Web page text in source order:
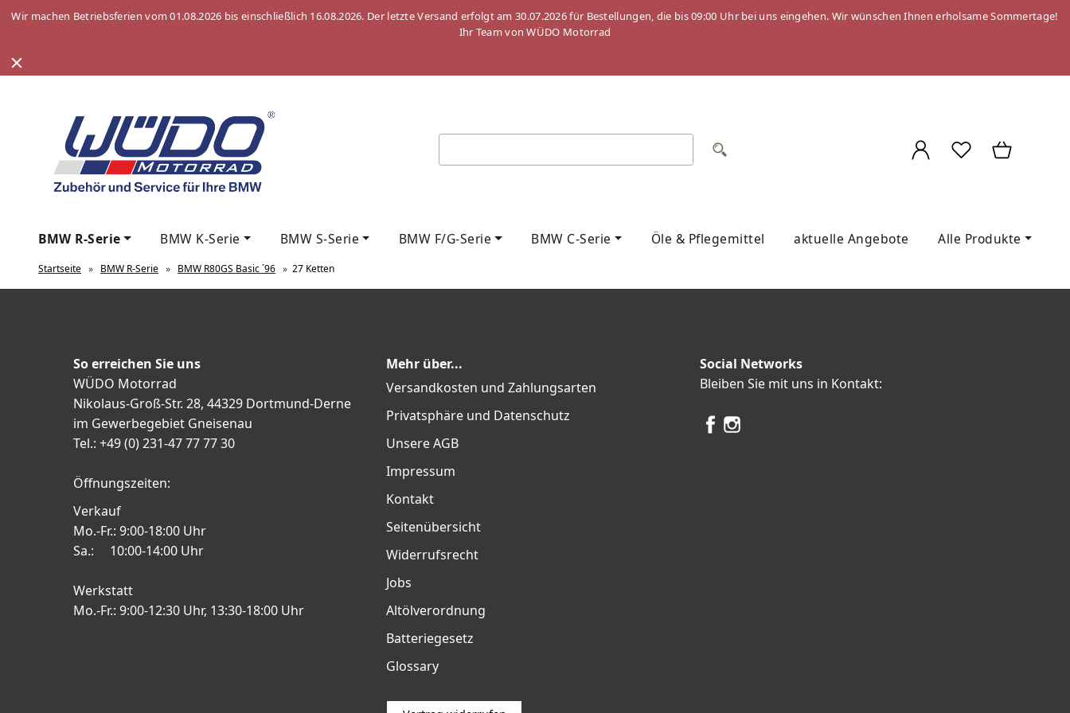
Wir machen Betriebsferien vom 01.08.2026 bis einschließlich 16.08.2026. Der letzte Versand erfolgt am 30.07.2026 für Bestellungen, die bis 09:00 Uhr bei uns eingehen. Wir wünschen Ihnen erholsame Sommertage!
Ihr Team von WÜDO Motorrad
BMW R-Serie BMW K-Serie BMW S-Serie BMW F/G-Serie BMW C-Serie Öle & Pflegemittel aktuelle Angebote Alle Produkte
Startseite » BMW R-Serie » BMW R80GS Basic ´96 » 27 Ketten
So erreichen Sie uns
WÜDO Motorrad
Nikolaus-Groß-Str. 28, 44329 Dortmund-Derne
im Gewerbegebiet Gneisenau
Tel.: +49 (0) 231-47 77 77 30
Öffnungszeiten:
Verkauf
Mo.-Fr.: 9:00-18:00 Uhr
Sa.: 10:00-14:00 Uhr
Werkstatt
Mo.-Fr.: 9:00-12:30 Uhr, 13:30-18:00 Uhr
Mehr über...
Versandkosten und Zahlungsarten
Privatsphäre und Datenschutz
Unsere AGB
Impressum
Kontakt
Seitenübersicht
Widerrufsrecht
Jobs
Altölverordnung
Batteriegesetz
Glossary
Social Networks
Bleiben Sie mit uns in Kontakt: